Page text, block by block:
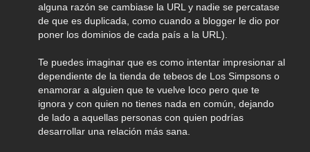
alguna razón se cambiase la URL y nadie se percatase
de que es duplicada, como cuando a blogger le dio por
poner los dominios de cada país a la URL).
Te puedes imaginar que es como intentar impresionar al
dependiente de la tienda de tebeos de Los Simpsons o
enamorar a alguien que te vuelve loco pero que te
ignora y con quien no tienes nada en común, dejando
de lado a aquellas personas con quien podrías
desarrollar una relación más sana.